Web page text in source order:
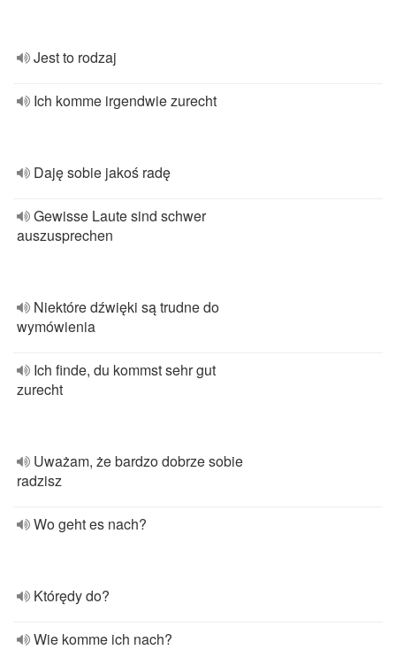
Jest to rodzaj
Ich komme irgendwie zurecht
Daję sobie jakoś radę
Gewisse Laute sind schwer
auszusprechen
Niektóre dźwięki są trudne do
wymówienia
Ich finde, du kommst sehr gut
zurecht
Uważam, że bardzo dobrze sobie
radzisz
Wo geht es nach?
Którędy do?
Wie komme ich nach?